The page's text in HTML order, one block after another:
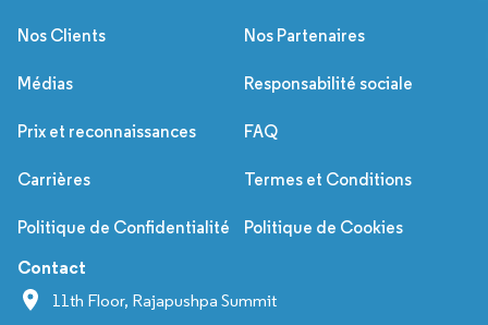
Nos Clients Nos Partenaires
Médias Responsabilité sociale
Prix et reconnaissances FAQ
Carrières Termes et Conditions
Politique de Confidentialité Politique de Cookies
Contact
11th Floor, Rajapushpa Summit